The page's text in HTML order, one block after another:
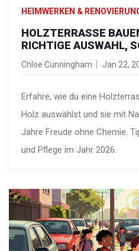
HEIMWERKEN &
HOLZTERRASSE
RICHTIGE AUSWAHL,
SCHRITT-ANLEITUNG
SCHUTZ
Chloe Cunningham Jan 22,
Erfahre, wie du eine
Holz auswählst und sie mit
Jahre Freude ohne Chemie.
und Pflege im Jahr 2026.